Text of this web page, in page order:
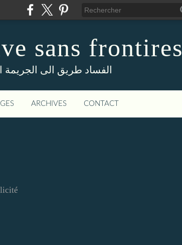
sans frontires
. الفساد طريق الى
ARCHIVES CONTACT